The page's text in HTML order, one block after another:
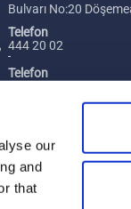
our
and
that
Bulvarı No:20
Telefon
444 20 02
Telefon
+ 90 242 229 00 74
E-posta
[email protected]